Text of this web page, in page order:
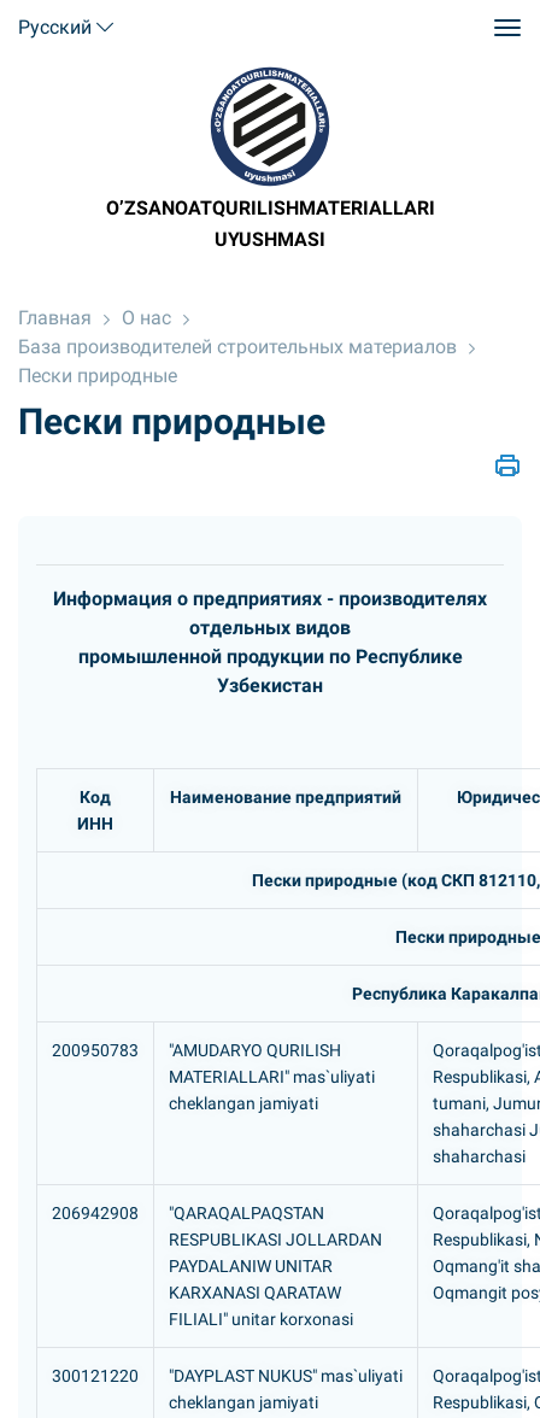
Русский
O’ZSANOATQURILISHMATERIALLARI
UYUSHMASI
Главная
О нас
База производителей строительных материалов
Пески природные
Пески природные
Информация о предприятиях - производителях
отдельных видов
промышленной продукции по Республике
Узбекистан
Код
ИНН
Наименование предприятий
Пески природные (код СКП
Пески природные
Республика
200950783
"AMUDARYO QURILISH
MATERIALLARI" mas`uliyati
cheklangan jamiyati
Respublikasi,
tumani,
shaharchasi
shaharchasi
206942908
"QARAQALPAQSTAN
RESPUBLIKASI JOLLARDAN
PAYDALANIW UNITAR
KARXANASI QARATAW
FILIALI" unitar korxonasi
Respublikasi,
Oqmang'it
Oqmangit
300121220
"DAYPLAST NUKUS" mas`uliyati
cheklangan jamiyati
Respublikasi,